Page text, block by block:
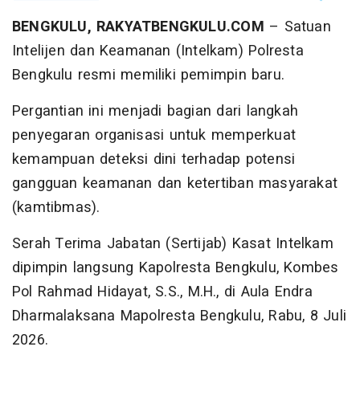
BENGKULU, RAKYATBENGKULU.COM – Satuan
Intelijen dan Keamanan (Intelkam) Polresta
Bengkulu resmi memiliki pemimpin baru.
Pergantian ini menjadi bagian dari langkah
penyegaran organisasi untuk memperkuat
kemampuan deteksi dini terhadap potensi
gangguan keamanan dan ketertiban masyarakat
(kamtibmas).
Serah Terima Jabatan (Sertijab) Kasat Intelkam
dipimpin langsung Kapolresta Bengkulu, Kombes
Pol Rahmad Hidayat, S.S., M.H., di Aula Endra
Dharmalaksana Mapolresta Bengkulu, Rabu, 8 Juli
2026.